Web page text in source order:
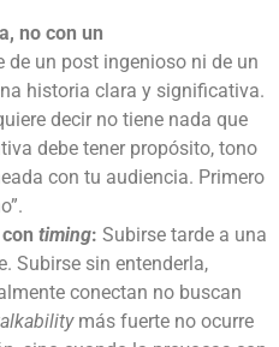
no con un
de un post ingenioso ni de un
historia clara y significativa.
decir no tiene nada que
debe tener propósito, tono
con tu audiencia. Primero
timing: Subirse tarde a una
Subirse sin entenderla,
conectan no buscan
más fuerte no ocurre